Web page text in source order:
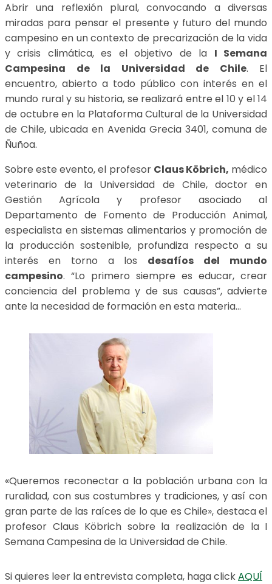
Abrir una reflexión plural, convocando a diversas
miradas para pensar el presente y futuro del mundo
campesino en un contexto de precarización de la vida
y crisis climática, es el objetivo de la I Semana
Campesina de la Universidad de Chile. El
encuentro, abierto a todo público con interés en el
mundo rural y su historia, se realizará entre el 10 y el 14
de octubre en la Plataforma Cultural de la Universidad
de Chile, ubicada en Avenida Grecia 3401, comuna de
Ñuñoa.
Sobre este evento, el profesor Claus Köbrich, médico
veterinario de la Universidad de Chile, doctor en
Gestión Agrícola y profesor asociado al
Departamento de Fomento de Producción Animal,
especialista en sistemas alimentarios y promoción de
la producción sostenible, profundiza respecto a su
interés en torno a los desafíos del mundo
campesino. “Lo primero siempre es educar, crear
conciencia del problema y de sus causas”, advierte
ante la necesidad de formación en esta materia…
«Queremos reconectar a la población urbana con la
ruralidad, con sus costumbres y tradiciones, y así con
gran parte de las raíces de lo que es Chile», destaca el
profesor Claus Köbrich sobre la realización de la I
Semana Campesina de la Universidad de Chile.
Si quieres leer la entrevista completa, haga clickAQUÍ